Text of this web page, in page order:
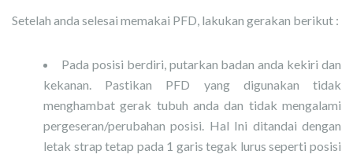
Setelah anda selesai memakai PFD, lakukan gerakan berikut :
Pada posisi berdiri, putarkan badan anda kekiri dan
kekanan. Pastikan PFD yang digunakan tidak
menghambat gerak tubuh anda dan tidak mengalami
pergeseran/perubahan posisi. Hal Ini ditandai dengan
letak strap tetap pada 1 garis tegak lurus seperti posisi